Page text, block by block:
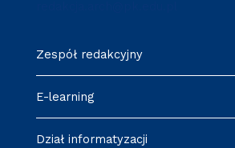
Zespół redakcyjny
E-learning
Dział informatyzacji